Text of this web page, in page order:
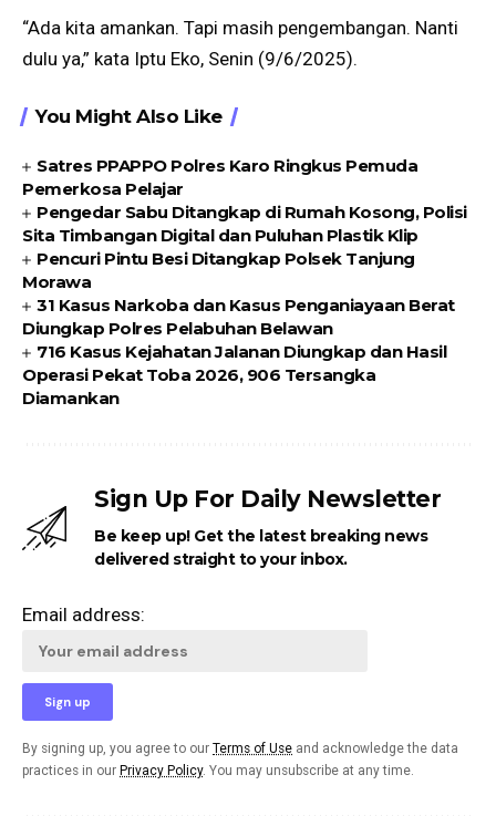
“Ada kita amankan. Tapi masih pengembangan. Nanti
dulu ya,” kata Iptu Eko, Senin (9/6/2025).
You Might Also Like
Satres PPAPPO Polres Karo Ringkus Pemuda
Pemerkosa Pelajar
Pengedar Sabu Ditangkap di Rumah Kosong, Polisi
Sita Timbangan Digital dan Puluhan Plastik Klip
Pencuri Pintu Besi Ditangkap Polsek Tanjung
Morawa
31 Kasus Narkoba dan Kasus Penganiayaan Berat
Diungkap Polres Pelabuhan Belawan
716 Kasus Kejahatan Jalanan Diungkap dan Hasil
Operasi Pekat Toba 2026, 906 Tersangka
Diamankan
Sign Up For Daily Newsletter
Be keep up! Get the latest breaking news
delivered straight to your inbox.
Email address:
By signing up, you agree to our Terms of Use and acknowledge the data
practices in our Privacy Policy. You may unsubscribe at any time.